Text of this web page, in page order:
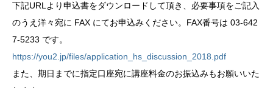
下記URLより申込書をダウンロードして頂き、必要事項をご記入
のうえ洋々宛に FAX にてお申込みください。FAX番号は 03-642
7-5233 です。
https://you2.jp/files/application_hs_discussion_2018.pdf
また、期日までに指定口座宛に講座料金のお振込みもお願いいた